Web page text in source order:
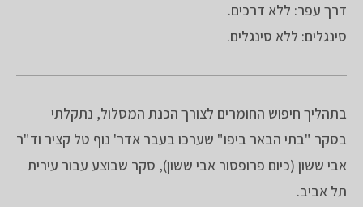
דרך עפר: ללא דרכים.
סינגלים: ללא סינגלים.
בתהליך חיפוש החומרים לצורך הכנת המסלול, נתקלתי
בסקר "בתי הבאר ביפו" שערכו בעבר אדר' נוף טל קציר וד"ר
אבי ששון (כיום פרופסור אבי ששון), סקר שבוצע עבור עירית
תל אביב.